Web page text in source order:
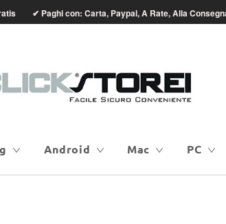
✔ Paghi con: Carta, Paypal, A Rate, Alla
Android Mac PC